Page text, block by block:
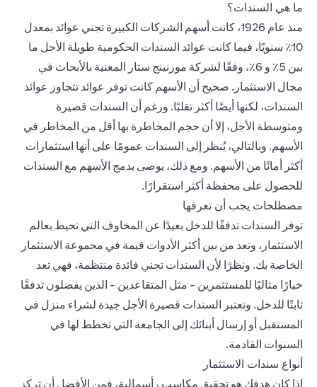
ما هي السندات؟
منذ عام 1926، كانت أسهم الشركات الكبيرة تجني عوائد بمعدل
10٪ سنويًا، فيما كانت عوائد السندات الحكومية طويلة الأجل ما
بين 5٪ و 6٪، وفقًا لشركة مورنينج ستار المعنية بالأبحاث في
مجال الاستثمار. صحيح أن الأسهم كانت توفر عوائد تتجاوز عوائد
السندات، لكنها أيضًا أكثر تقلبًا. ورغم أن السندات قصيرة
ومتوسطة الأجل، إلا أن حجم المخاطرة بها أقل من المخاطر في
الأسهم. وبالتالي، يُنظر إلى السندات عمومًا على أنها استثمارات
أكثر أمانًا من الأسهم. ومع ذلك، يوصى بدمج الأسهم مع السندات
للحصول على محفظة أكثر استقرارًا.
مصطلحات يجب أن تعرفها
توفر السندات تدفقًا للدخل بعيدًا عن المخاوف التي تحيط بعالم
الاستثمار، وتعد من بين أكثر الأدوات قيمة في مجموعة الاستثمار
الخاصة بك. ونظرًا لأن السندات تجني فائدة منتظمة، فهي تعد
خيارًا مثاليًا للمستثمرين - مثل المتقاعدين - الذين يفضلون تدفقًا
ثابتًا للدخل. وتعتبر السندات قصيرة الأجل جيدة لشراء منزل في
المستقبل أو إرسال أبنائك إلى الجامعة التي تخطط لها في
السنوات القادمة.
أنواع سندات الاستثمار
إذا كان هدفك هو تحقيق مكاسب رأسمالية، فمن الأفضل أن تركز